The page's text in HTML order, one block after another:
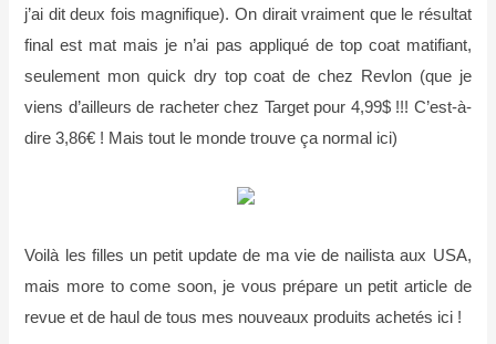
j’ai dit deux fois magnifique). On dirait vraiment que le résultat
final est mat mais je n’ai pas appliqué de top coat matifiant,
seulement mon quick dry top coat de chez Revlon (que je
viens d’ailleurs de racheter chez Target pour 4,99$ !!! C’est-à-
dire 3,86€ ! Mais tout le monde trouve ça normal ici)
Voilà les filles un petit update de ma vie de nailista aux USA,
mais more to come soon, je vous prépare un petit article de
revue et de haul de tous mes nouveaux produits achetés ici !